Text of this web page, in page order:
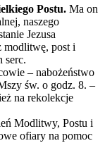
Postu. Ma on
naszego
Jezusa
modlitwę, post i
serc.
– nabożeństwo
św. o godz. 8. –
na rekolekcje
Modlitwy, Postu i
ofiary na pomoc